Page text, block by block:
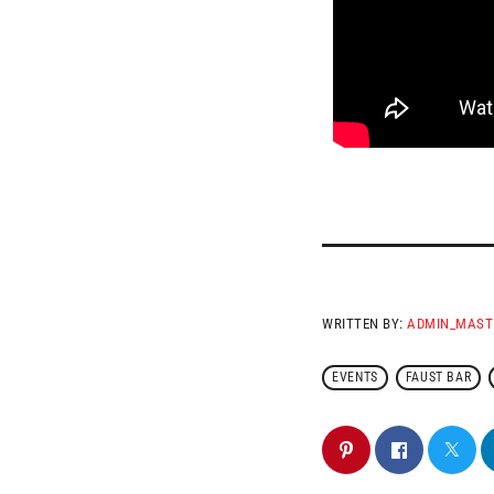
WRITTEN BY:
EVENTS FAUST BAR